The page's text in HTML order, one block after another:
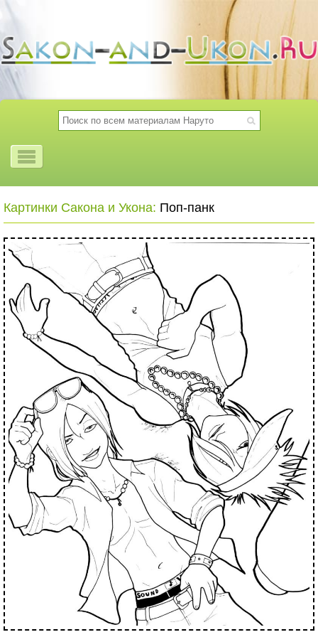
Картинки Сакона и Укона: Поп-панк